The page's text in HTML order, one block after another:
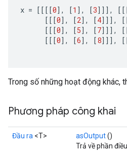
x = [[[[0] , [1 ] , [3]]] ,
[[[0] , [2] , [4]]] ,
[[[0] , [5] , [7]]] ,
[[[0] , [6] , [8]]] ,
Trong số những hoạt động khác,
Phương pháp công khai
Đầu ra <T> asOutput()
Trả về phần